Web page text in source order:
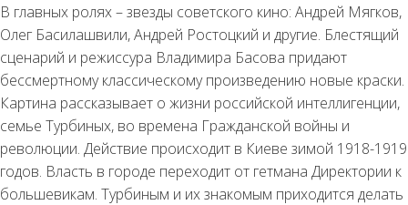
В главных ролях – звезды советского кино: Андрей Мягков,
Олег Басилашвили, Андрей Ростоцкий и другие. Блестящий
сценарий и режиссура Владимира Басова придают
бессмертному классическому произведению новые краски.
Картина рассказывает о жизни российской интеллигенции,
семье Турбиных, во времена Гражданской войны и
революции. Действие происходит в Киеве зимой 1918-1919
годов. Власть в городе переходит от гетмана Директории к
большевикам. Турбиным и их знакомым приходится делать